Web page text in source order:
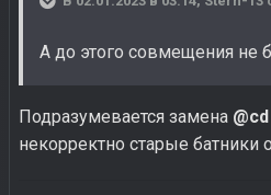
А до этого совмещения не
Подразумевается замена
некорректно старые батники